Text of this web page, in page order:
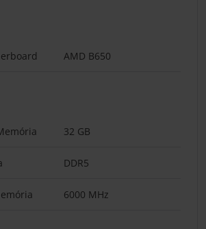
AMD B650
32 GB
DDR5
6000 MHz